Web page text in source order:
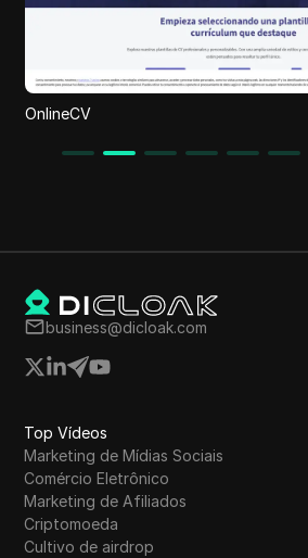
OnlineCV
business@dicloak.com
Top Vídeos
Marketing de Mídias Sociais
Comércio Eletrônico
Marketing de Afiliados
Criptomoeda
Cultivo de airdrop